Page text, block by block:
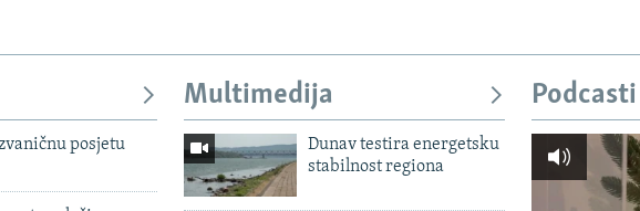
posjetu
Multimedija
Dunav testira energetsku
stabilnost regiona
Podcasti